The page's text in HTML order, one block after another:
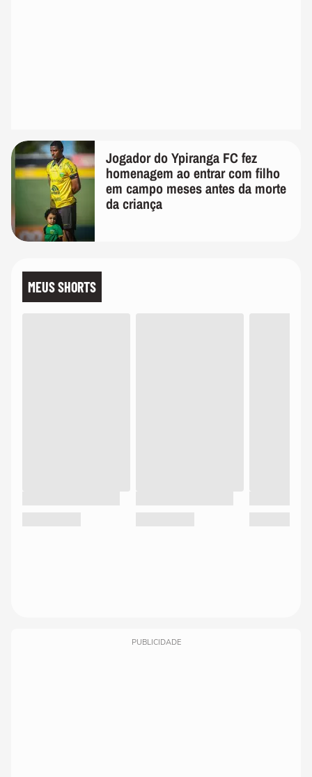
Jogador do Ypiranga FC fez
homenagem ao entrar com filho
em campo meses antes da morte
da criança
MEUS SHORTS
PUBLICIDADE